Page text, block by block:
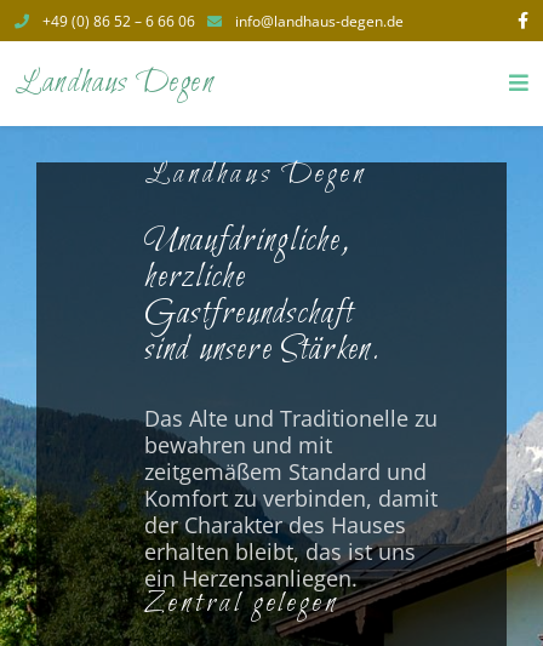
+49 (0) 86 52 – 6 66 06 info@landhaus-degen.de
Landhaus Degen
Landhaus Degen
Unaufdringliche,
herzliche
Gastfreundschaft
sind unsere Stärken.
Das Alte und Traditionelle zu
bewahren und mit
zeitgemäßem Standard und
Komfort zu verbinden, damit
der Charakter des Hauses
erhalten bleibt, das ist uns
ein Herzensanliegen.
Zentral gelegen